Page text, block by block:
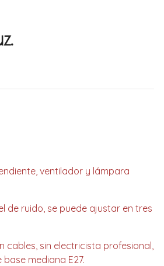
ventilador y lámpara
de ruido, se puede ajustar en tres
cables, sin electricista profesional,
mediana E27.